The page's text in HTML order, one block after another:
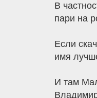
В
пари на
Если
имя
И там